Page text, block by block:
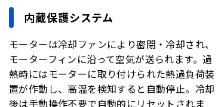
内蔵保護システム
モーターは冷却ファンにより密閉・冷却され、
モーターフィンに沿って空気が送られます。過
熱時にはモーターに取り付けられた熱過負荷装
置が作動し、高温を検知すると自動停止。冷却
後は手動操作不要で自動的にリセットされま